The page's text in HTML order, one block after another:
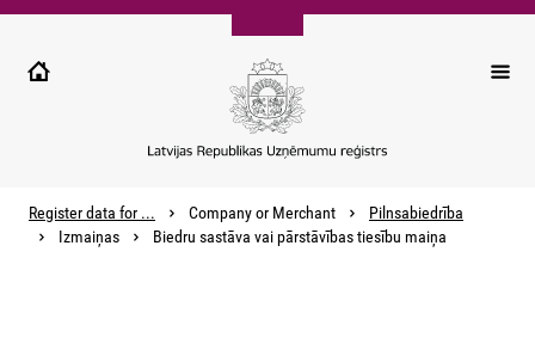
Pārlekt
galveno
Register data for ... Company or Merchant
Pilnsabiedrība
Izmaiņas
Biedru sastāva vai pārstāvības tiesību maiņa